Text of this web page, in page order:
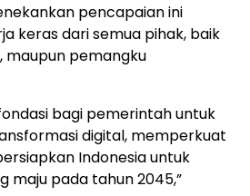
pencapaian ini
keras dari semua pihak, baik
maupun pemangku
bagi pemerintah untuk
digital, memperkuat
Indonesia untuk
maju pada tahun 2045,”